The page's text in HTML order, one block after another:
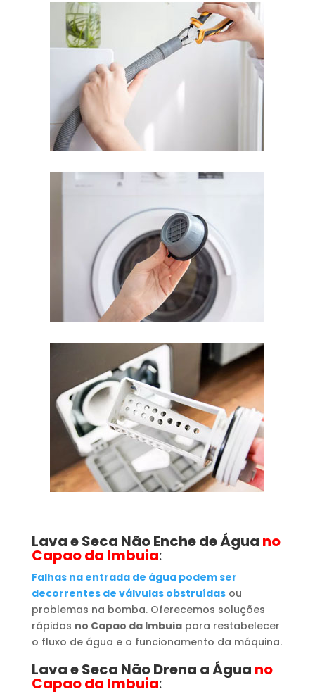
Lava e Seca Não Enche de Água no
Capao da Imbuia:
Falhas na entrada de água podem ser
decorrentes de válvulas obstruídasou
problemas na bomba. Oferecemos soluções
rápidas no Capao da Imbuiapara restabelecer
o fluxo de água e o funcionamento da máquina.
Lava e Seca Não Drena a Água no
Capao da Imbuia: